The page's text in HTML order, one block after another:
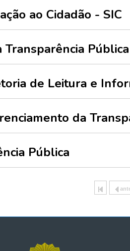
ao Cidadão - SIC
Pública
de Leitura e
da
Pública